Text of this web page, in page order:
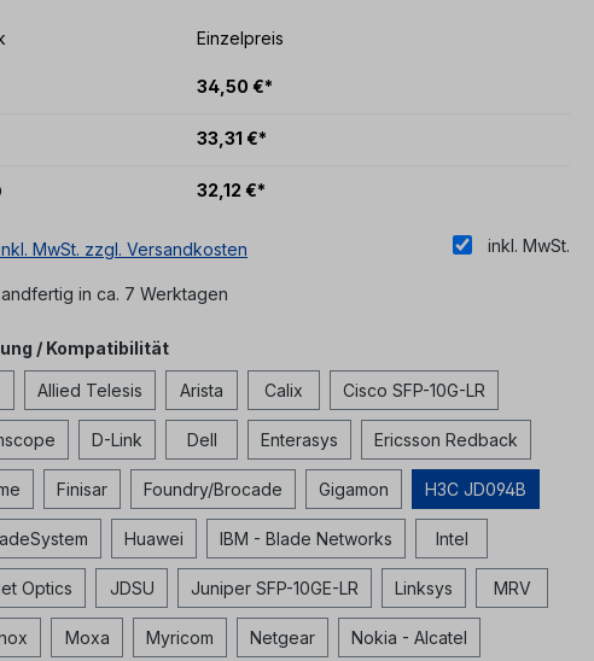
Einzelpreis
34,50 €*
33,31 €*
32,12 €*
inkl. MwSt.
MwSt. zzgl. Versandkosten
in ca. 7 Werktagen
/ Kompatibilitätauswählen
Allied Telesis Arista Calix Cisco SFP-10G-LR
D-Link Dell Enterasys Ericsson Redback
Finisar Foundry/Brocade Gigamon H3C JD094B
Huawei IBM - Blade Networks Intel
Optics JDSU Juniper SFP-10GE-LR Linksys MRV
Moxa Myricom Netgear Nokia - Alcatel